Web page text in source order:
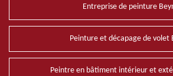
Entreprise de peinture
Peinture et décapage de volet
Peintre en bâtiment intérieur et